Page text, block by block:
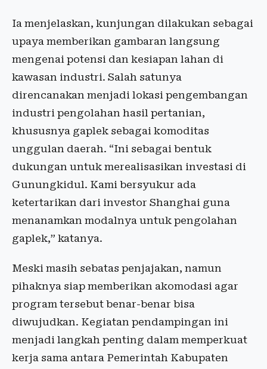
Ia menjelaskan, kunjungan dilakukan sebagai
upaya memberikan gambaran langsung
mengenai potensi dan kesiapan lahan di
kawasan industri. Salah satunya
direncanakan menjadi lokasi pengembangan
industri pengolahan hasil pertanian,
khususnya gaplek sebagai komoditas
unggulan daerah. “Ini sebagai bentuk
dukungan untuk merealisasikan investasi di
Gunungkidul. Kami bersyukur ada
ketertarikan dari investor Shanghai guna
menanamkan modalnya untuk pengolahan
gaplek,” katanya.
Meski masih sebatas penjajakan, namun
pihaknya siap memberikan akomodasi agar
program tersebut benar-benar bisa
diwujudkan. Kegiatan pendampingan ini
menjadi langkah penting dalam memperkuat
kerja sama antara Pemerintah Kabupaten